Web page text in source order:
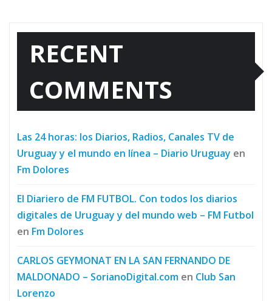
RECENT
COMMENTS
Las 24 horas: los Diarios, Radios, Canales TV de
Uruguay y el mundo en línea – Diario Uruguay en
Fm Dolores
El Diariero de FM FUTBOL. Con todos los diarios
digitales de Uruguay y del mundo web – FM Futbol
en Fm Dolores
CARLOS GEYMONAT EN LA SAN FERNANDO DE
MALDONADO – SorianoDigital.com en Club San
Lorenzo